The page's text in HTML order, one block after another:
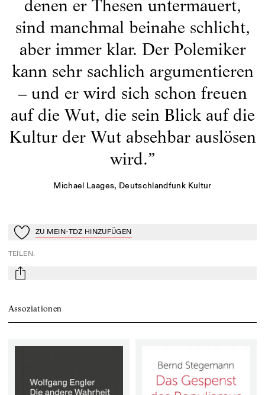
denen er Thesen untermauert,
sind manchmal beinahe schlicht,
aber immer klar. Der Polemiker
kann sehr sachlich argumentieren
– und er wird sich schon freuen
auf die Wut, die sein Blick auf die
Kultur der Wut absehbar auslösen
wird.”
Michael Laages, Deutschlandfunk Kultur
Zu Mein-TdZ hinzufügen
ZU MEIN-TDZ HINZUFÜGEN
TEILEN:
mail
Assoziationen